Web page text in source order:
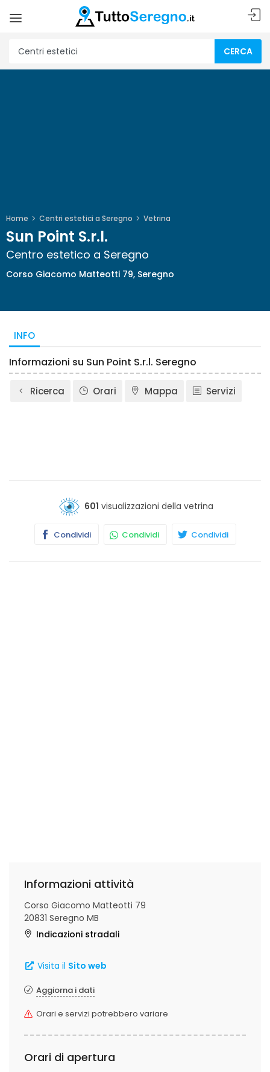
CERCA
Home Centri estetici a Seregno Vetrina
Sun Point S.r.l.
Centro estetico a Seregno
Corso Giacomo Matteotti 79, Seregno
INFO
Informazioni su Sun Point S.r.l. Seregno
Ricerca Orari Mappa Servizi
601 visualizzazioni della vetrina
Condividi Condividi Condividi
Informazioni attività
Corso Giacomo Matteotti 79
20831 Seregno MB
Indicazioni stradali
Visita il Sito web
Aggiorna i dati
Orari e servizi potrebbero variare
Orari di apertura